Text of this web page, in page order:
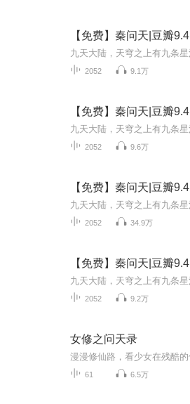
【免费】秦问天|豆瓣9.4
2052 9.1万
【免费】秦问天|豆瓣9.4
2052 9.6万
【免费】秦问天|豆瓣9.4
2052 34.9万
【免费】秦问天|豆瓣9.4
2052 9.2万
女修之问天录
61 6.5万